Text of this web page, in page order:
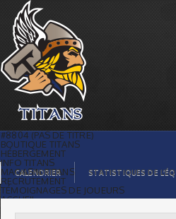
Un changement mineur au volant des
Titans | Titans de témiscaming
#8804 (PAS DE TITRE)
BOUTIQUE TITANS
HÉBERGEMENT
INFO TITANS
MAGASIN TITANS
RECRUTEMENT
TÉMOIGNAGES DE JOUEURS
ACCUEIL
CALENDRIER STATISTIQUES DE